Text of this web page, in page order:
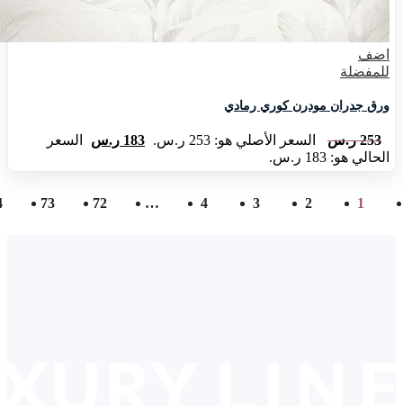
اضف
للمفضلة
ورق جدران مودرن كوري رمادي
253 ر.س السعر الأصلي هو: 253 ر.س. 183 ر.س
السعر
الحالي هو: 183 ر.س.
1
2
3
4
…
72
73